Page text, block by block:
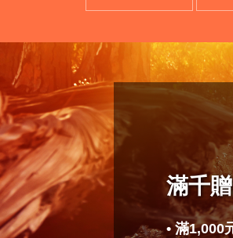
滿千
• 滿1,000